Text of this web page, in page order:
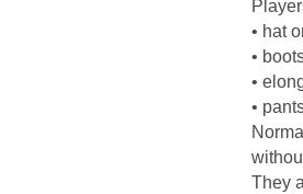
• hat
•
•
•
They